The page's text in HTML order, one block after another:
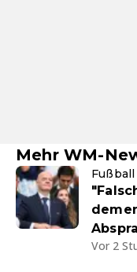
Mehr WM-
Fußball
Vor 2